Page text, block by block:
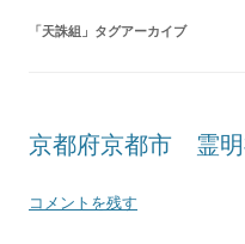
「天誅組 」タグアーカイブ
京都府京都市 霊
コメントを残す